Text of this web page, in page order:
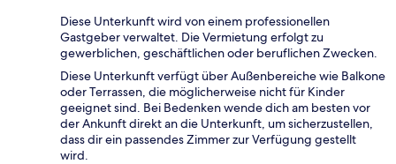
Diese Unterkunft wird von einem professionellen
Gastgeber verwaltet. Die Vermietung erfolgt zu
gewerblichen, geschäftlichen oder beruflichen Zwecken.
Diese Unterkunft verfügt über Außenbereiche wie Balkone
oder Terrassen, die möglicherweise nicht für Kinder
geeignet sind. Bei Bedenken wende dich am besten vor
der Ankunft direkt an die Unterkunft, um sicherzustellen,
dass dir ein passendes Zimmer zur Verfügung gestellt
wird.